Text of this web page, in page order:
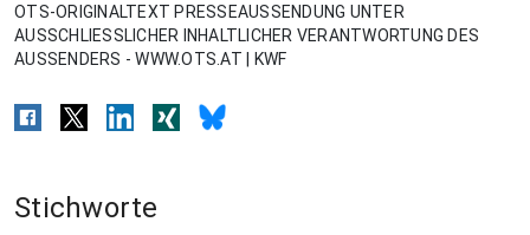
OTS-ORIGINALTEXT PRESSEAUSSENDUNG UNTER
AUSSCHLIESSLICHER INHALTLICHER VERANTWORTUNG DES
AUSSENDERS - WWW.OTS.AT | KWF
Stichworte